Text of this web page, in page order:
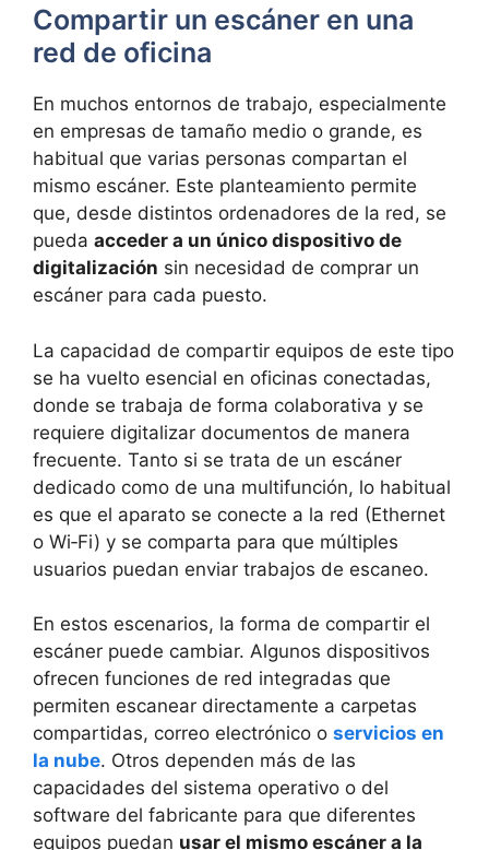
Compartir un escáner en una
red de oficina
En muchos entornos de trabajo, especialmente
en empresas de tamaño medio o grande, es
habitual que varias personas compartan el
mismo escáner. Este planteamiento permite
que, desde distintos ordenadores de la red, se
pueda acceder a un único dispositivo de
digitalización sin necesidad de comprar un
escáner para cada puesto.
La capacidad de compartir equipos de este tipo
se ha vuelto esencial en oficinas conectadas,
donde se trabaja de forma colaborativa y se
requiere digitalizar documentos de manera
frecuente. Tanto si se trata de un escáner
dedicado como de una multifunción, lo habitual
es que el aparato se conecte a la red (Ethernet
o Wi‑Fi) y se comparta para que múltiples
usuarios puedan enviar trabajos de escaneo.
En estos escenarios, la forma de compartir el
escáner puede cambiar. Algunos dispositivos
ofrecen funciones de red integradas que
permiten escanear directamente a carpetas
compartidas, correo electrónico o servicios en
la nube. Otros dependen más de las
capacidades del sistema operativo o del
software del fabricante para que diferentes
equipos puedan usar el mismo escáner a la